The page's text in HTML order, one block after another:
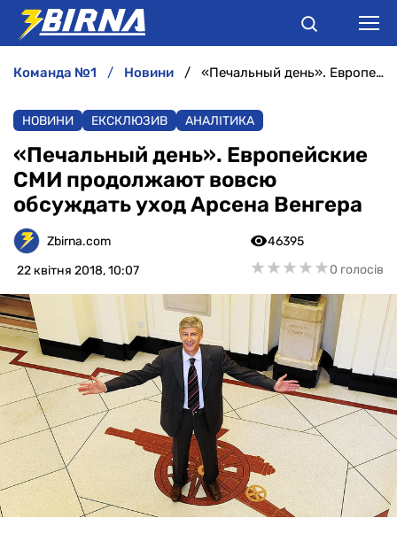
АНАЛІТИКА
ІНТЕРВ'Ю
РІЗНЕ
команда №1 новини «Печальный день». Европейские СМИ продолжают вовсю обсуждать уход Арсена Венгера
НОВИНИ ЕКСКЛЮЗИВ АНАЛІТИКА
«Печальный день». Европейские
СМИ продолжают вовсю
обсуждать уход Арсена Венгера
Zbirna.com
22 квітня 2018, 10:07
46395
★★★★★
★★★★★0 голосів